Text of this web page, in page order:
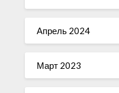
Апрель 2024
Март 2023